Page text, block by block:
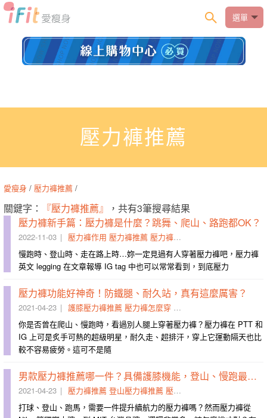
選單
壓力褲推薦
愛瘦身 / 壓力褲推薦 /
關鍵字： 『壓力褲推薦』
，共有3筆搜尋結果
壓力褲新手篇：壓力褲是什麼？跳舞、爬山、路跑都OK？
2022-11-03 壓力褲作用 壓力褲推薦 壓力褲英文
慢跑時、登山時、走在路上時…妳一定見過有人穿著壓力褲吧，壓力褲
英文 legging 在文章報導 IG tag 中也可以常常看到，到底壓力
壓力褲功能好神奇！防鐵腿、耐久站，真有這麼厲害？
2021-04-23 護膝壓力褲推薦 壓力褲怎麼穿 壓力褲穿整天
你是否曾在爬山、慢跑時，看過別人腿上穿著壓力褲？壓力褲在 PTT 和
IG 上可是炙手可熱的超級明星，耐久走、超排汗，穿上它運動隔天也比
較不容易疲勞。這可不是隨
男款壓力褲推薦哪一件？具備護膝機能，登山、慢跑最實穿！
2021-04-23 壓力褲推薦 登山壓力褲推薦 壓力褲門市
打球、登山、跑馬，需要一件提升續航力的壓力褲嗎？然而壓力褲從